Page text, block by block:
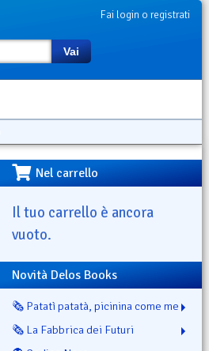
Fai login o registrati
Vai
Nel carrello
Il tuo carrello è ancora
vuoto.
Novità Delos Books
🗞️ Patatì patatà, picinina come me
🗞️ La Fabbrica dei Futuri